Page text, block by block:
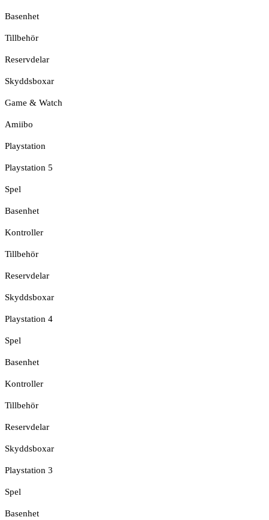
Basenhet
Tillbehör
Reservdelar
Skyddsboxar
Game & Watch
Amiibo
Playstation
Playstation 5
Spel
Basenhet
Kontroller
Tillbehör
Reservdelar
Skyddsboxar
Playstation 4
Spel
Basenhet
Kontroller
Tillbehör
Reservdelar
Skyddsboxar
Playstation 3
Spel
Basenhet